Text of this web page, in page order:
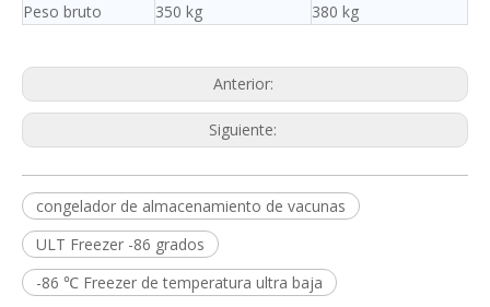
Peso bruto
350 kg 380 kg
Anterior:
Siguiente:
congelador de almacenamiento de vacunas
ULT Freezer -86 grados
-86 ℃ Freezer de temperatura ultra baja